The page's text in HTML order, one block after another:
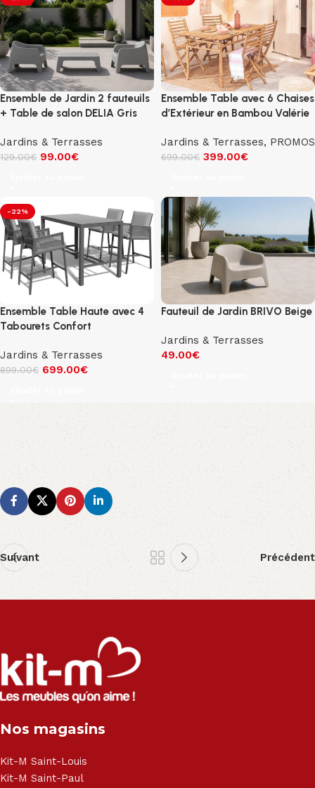
Ensemble de Jardin 2 fauteuils
+ Table de salon DELIA Gris
Jardins & Terrasses
129.00€ 99.00€
Ensemble Table avec 6 Chaises
d’Extérieur en Bambou Valérie
Jardins & Terrasses, PROMOS
699.00€ 399.00€
-22%
Ensemble Table Haute avec 4
Tabourets Confort
Jardins & Terrasses
899.00€ 699.00€
Fauteuil de Jardin BRIVO Beige
Jardins & Terrasses
49.00€
Suivant Précédent
Nos magasins
Kit-M Saint-Louis
Kit-M Saint-Paul